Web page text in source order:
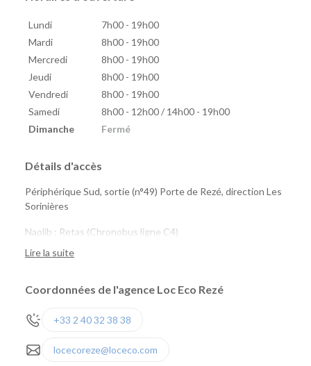
Lundi
7h00 - 19h00
Mardi
8h00 - 19h00
Mercredi
8h00 - 19h00
Jeudi
8h00 - 19h00
Vendredi
8h00 - 19h00
Samedi
8h00 - 12h00 / 14h00 - 19h00
Dimanche
Fermé
Détails d'accès
Périphérique Sud, sortie (n°49) Porte de Rezé, direction Les
Sorinières
Naolib : Retas (Chronobus ligne C4)
Lire la suite
Coordonnées de l'agence Loc Eco Rezé
+33 2 40 32 38 38
locecoreze@loceco.com